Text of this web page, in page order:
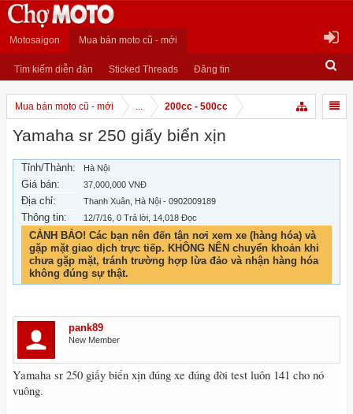
Motosaigon Mua bán moto cũ - mới
Tìm kiếm diễn đàn Sticked Threads Đăng tin
Mua bán moto cũ - mới ... 200cc - 500cc
Yamaha sr 250 giấy biển xịn
Tỉnh/Thành: Hà Nội
Giá bán: 37,000,000 VNĐ
Địa chỉ: Thanh Xuân, Hà Nội - 0902009189
Thông tin: 12/7/16 , 0 Trả lời, 14,018 Đọc
CẢNH BÁO! Các bạn nên đến tận nơi xem xe (hàng hóa) và
gặp mặt giao dịch trực tiếp. KHÔNG NÊN chuyển khoản khi
chưa gặp mặt, tránh trường hợp lừa đảo và nhận hàng hóa
không đúng sự thật.
pank89
New Member
Yamaha sr 250 giấy biển xịn đúng xe đúng đời test luôn 141 cho nó
vuông.